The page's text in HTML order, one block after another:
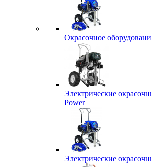
Окрасочное
Электрические
Power
Электрические